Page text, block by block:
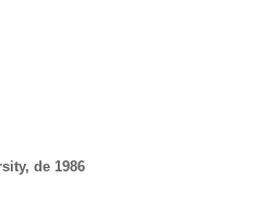
de 1986